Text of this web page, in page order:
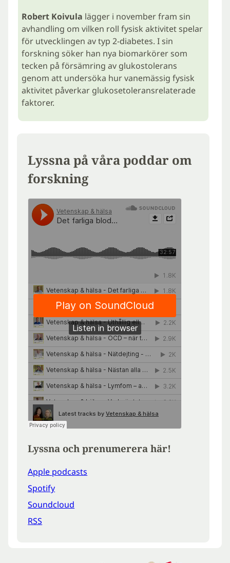
Robert Koivula lägger i november fram sin
avhandling om vilken roll fysisk aktivitet spelar
för utvecklingen av typ 2-diabetes. I sin
forskning söker han nya biomarkörer som
tecken på försämring av glukostolerans
genom att undersöka hur vanemässig fysisk
aktivitet påverkar glukosetoleransrelaterade
faktorer.
Lyssna på våra poddar om
forskning
Lyssna och prenumerera här!
Apple podcasts
Spotify
Soundcloud
RSS